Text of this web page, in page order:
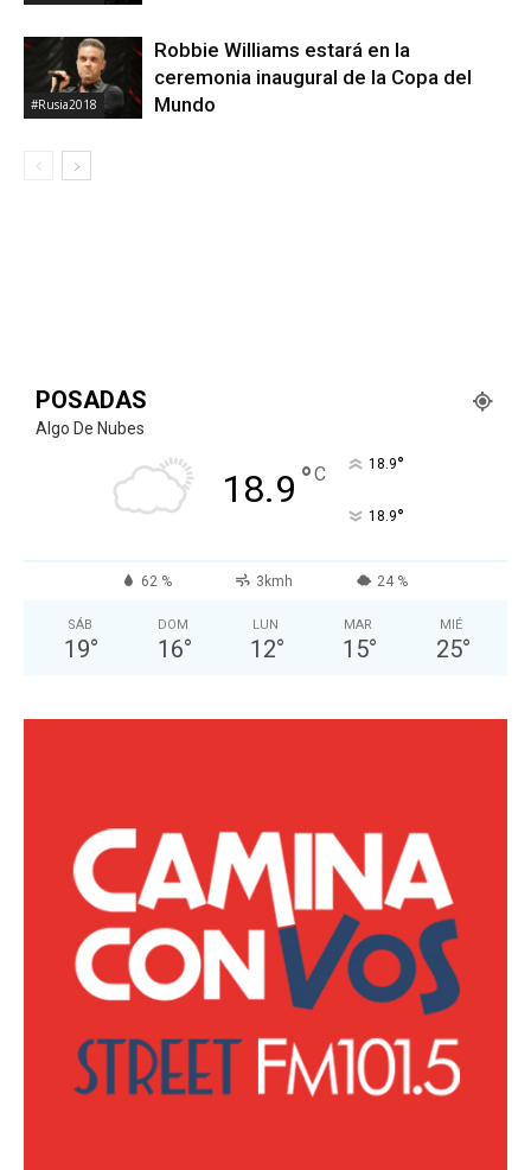
#Rusia2018
Robbie Williams estará en la
ceremonia inaugural de la Copa del
Mundo
POSADAS
Algo De Nubes
18.9 °C 18.9°
18.9°
62 % 3kmh 24 %
SÁB
19°
DOM
16°
LUN
12°
MAR
15°
MIÉ
25°